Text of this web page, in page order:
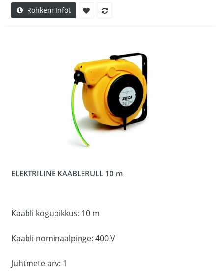
Rohkem Infot
ELEKTRILINE KAABLERULL 10 m
Kaabli kogupikkus: 10 m
Kaabli nominaalpinge: 400 V
Juhtmete arv: 1